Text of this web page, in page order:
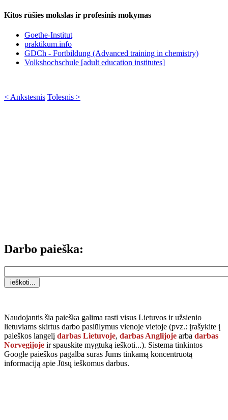
Kitos rūšies mokslas ir profesinis mokymas
Goethe-Institut
praktikum.info
GDCh - Fortbildung (Advanced training in chemistry)
Volkshochschule [adult education institutes]
< Ankstesnis Tolesnis >
Darbo paieška:
Naudojantis šia paieška galima rasti visus Lietuvos ir užsienio
lietuviams skirtus darbo pasiūlymus vienoje vietoje (pvz.: įrašykite į
paieškos langelį darbas Lietuvoje, darbas Anglijoje arba darbas
Norvegijoje ir spauskite mygtuką ieškoti...). Sistema tinkintos
Google paieškos pagalba suras Jums tinkamą koncentruotą
informaciją apie Jūsų ieškomus darbus.